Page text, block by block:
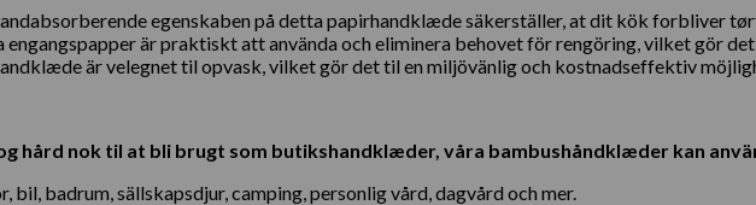
egenskaben på detta papirhandklæde säkerställer, at dit kök forbliver
engangspapper är praktiskt att använda och eliminera behovet för rengöring, vilket gör
är velegnet til opvask, vilket gör det til en miljövänlig och kostnadseffektiv
hård nok til at bli brugt som butikshandklæder, våra bambushåndklæder kan
bil, badrum, sällskapsdjur, camping, personlig vård, dagvård och mer.